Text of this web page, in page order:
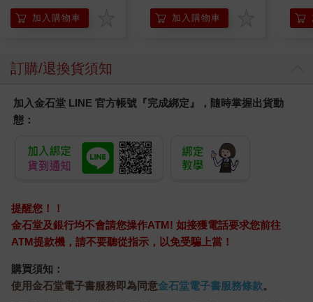
加入購物車 加入購物車
訂購/退換貨須知
加入金石堂 LINE 官方帳號『完成綁定』，隨時掌握出貨動
態：
提醒您！！
金石堂及銀行均不會請您操作ATM! 如接獲電話要求您前往
ATM提款機，請不要聽從指示，以免受騙上當！
購買須知：
使用金石堂電子書服務即為同意金石堂電子書服務條款。